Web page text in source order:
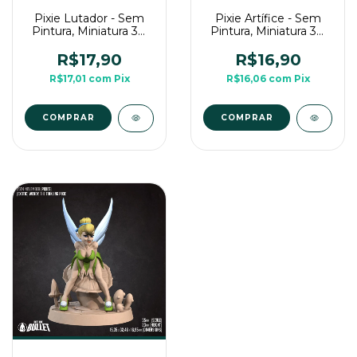
Pixie Lutador - Sem
Pintura, Miniatura 3D
Mesa
R$17,90
R$17,01 com Pix
COMPRAR
Pixie Artífice - Sem
Pintura, Miniatura 3D
Mesa
R$16,90
R$16,06 com Pix
COMPRAR